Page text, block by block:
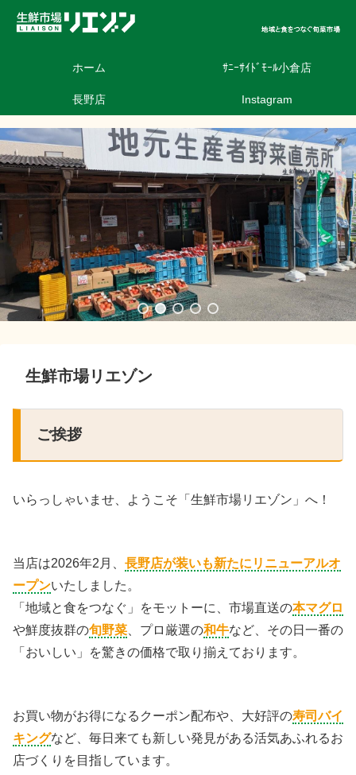
ホーム ｻﾆｰｻｲﾄﾞﾓｰﾙ小倉店
長野店 Instagram
生鮮市場リエゾン
ご挨拶
いらっしゃいませ、ようこそ「生鮮市場リエゾン」へ！
当店は2026年2月、 長野店が装いも新たにリニューアルオ
ープンいたしました。
「地域と食をつなぐ」をモットーに、市場直送の本マグロ
や鮮度抜群の旬野菜 、プロ厳選の和牛など、その日一番の
「おいしい」を驚きの価格で取り揃えております。
お買い物がお得になるクーポン配布や、大好評の寿司バイ
キングなど、毎日来ても新しい発見がある活気あふれるお
店づくりを目指しています。